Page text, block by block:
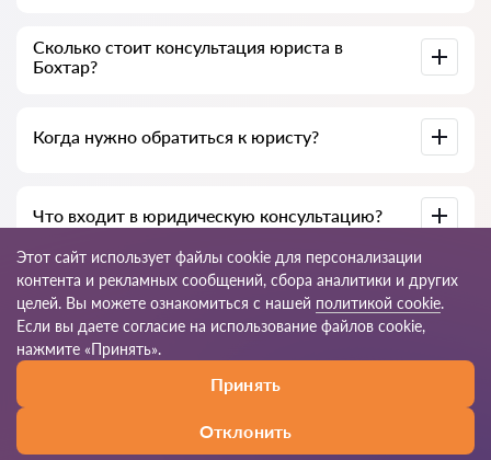
Advokat-tj.com — полезны для выбора специалиста.
Сколько стоит консультация юриста в
Бохтар?
темы вопроса.
Когда нужно обратиться к юристу?
жалобах или необходимости разъяснения закона.
Что входит в юридическую консультацию?
Анализ ситуации, разъяснение норм закона, варианты
решения, рекомендации и пошаговый план действий.
Карта сайта
Этот сайт использует файлы cookie для персонализации
контента и рекламных сообщений, сбора аналитики и других
целей. Вы можете ознакомиться с нашей политикой cookie.
Если вы даете согласие на использование файлов cookie,
нажмите «Принять».
Принять
Отклонить